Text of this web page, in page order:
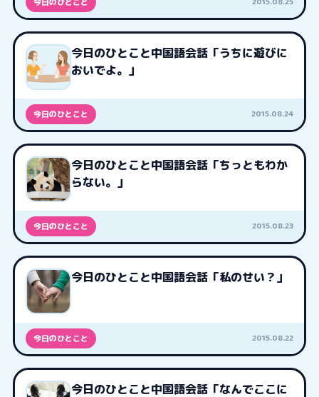
今日のひとこと中国語会話「うちに遊びに
おいでよ。」
今日のひとこと 2015.08.24
今日のひとこと中国語会話「ちっともわか
らない。」
今日のひとこと 2015.08.23
今日のひとこと中国語会話「私のせい？」
今日のひとこと 2015.08.22
今日のひとこと中国語会話「なんでここに